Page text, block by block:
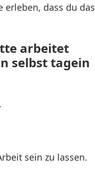
erleben, dass du das
arbeitet
selbst tagein
sein zu lassen.